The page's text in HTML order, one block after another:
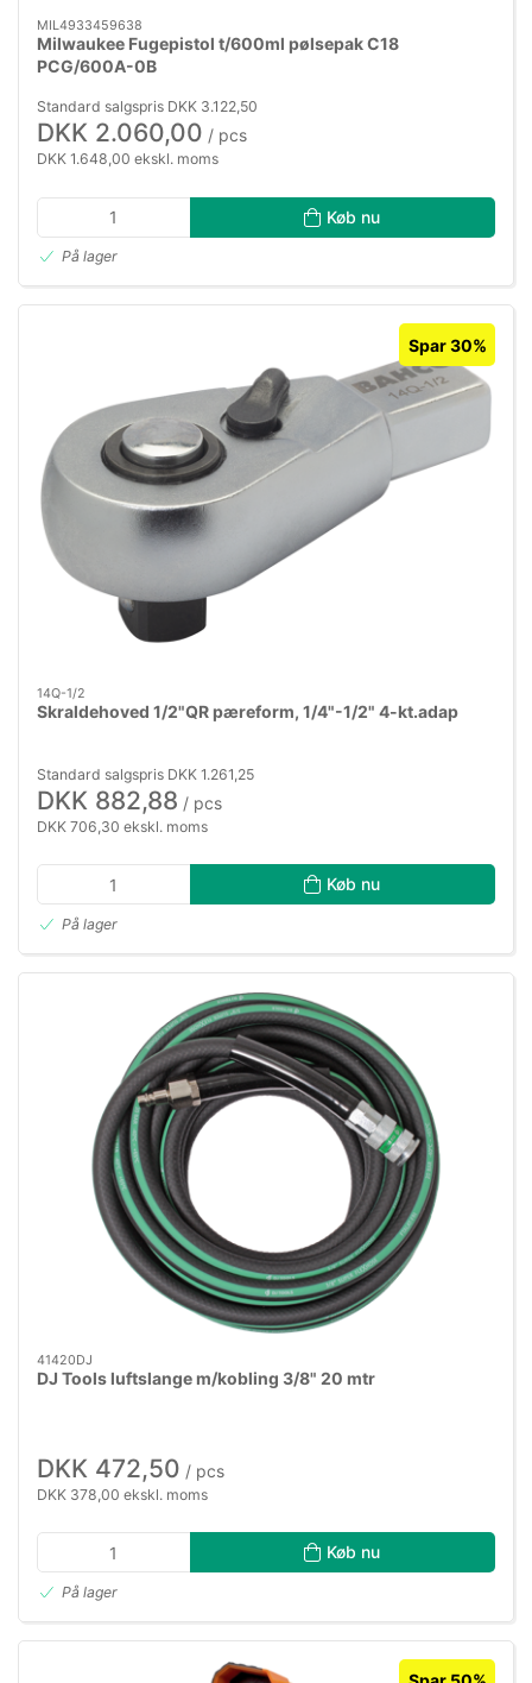
MIL4933459638
Milwaukee Fugepistol t/600ml pølsepak C18
PCG/600A-0B
Standard salgspris DKK 3.122,50
DKK 2.060,00 / pcs
DKK 1.648,00 ekskl. moms
Køb nu
På lager
Spar 30%
14Q-1/2
Skraldehoved 1/2"QR pæreform, 1/4"-1/2" 4-kt.adap
Standard salgspris DKK 1.261,25
DKK 882,88 / pcs
DKK 706,30 ekskl. moms
Køb nu
På lager
41420DJ
DJ Tools luftslange m/kobling 3/8" 20 mtr
DKK 472,50 / pcs
DKK 378,00 ekskl. moms
Køb nu
På lager